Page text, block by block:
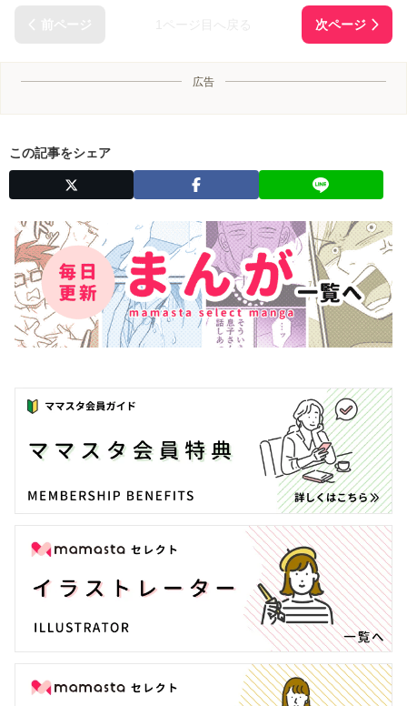
広告
この記事をシェア